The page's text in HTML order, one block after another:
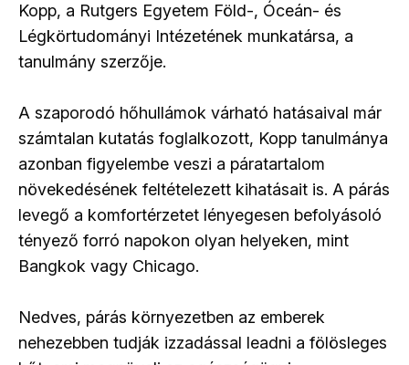
Kopp, a Rutgers Egyetem Föld-, Óceán- és
Légkörtudományi Intézetének munkatársa, a
tanulmány szerzője.
A szaporodó hőhullámok várható hatásaival már
számtalan kutatás foglalkozott, Kopp tanulmánya
azonban figyelembe veszi a páratartalom
növekedésének feltételezett kihatásait is. A párás
levegő a komfortérzetet lényegesen befolyásoló
tényező forró napokon olyan helyeken, mint
Bangkok vagy Chicago.
Nedves, párás környezetben az emberek
nehezebben tudják izzadással leadni a fölösleges